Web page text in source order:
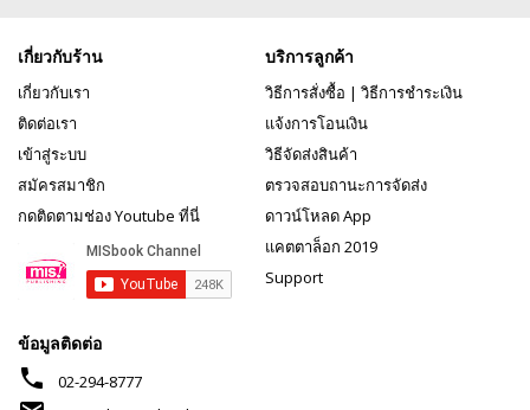
เกี่ยวกับร้าน
เกี่ยวกับเรา
ติดต่อเรา
เข้าสู่ระบบ
สมัครสมาชิก
กดติดตามช่อง Youtube ที่นี่
บริการลูกค้า
วิธีการสั่งซื้อ | วิธีการชำระเงิน
แจ้งการโอนเงิน
วิธีจัดส่งสินค้า
ตรวจสอบถานะการจัดส่ง
ดาวน์โหลด App
แคตตาล็อก 2019
Support
ข้อมูลติดต่อ
phone 02-294-8777